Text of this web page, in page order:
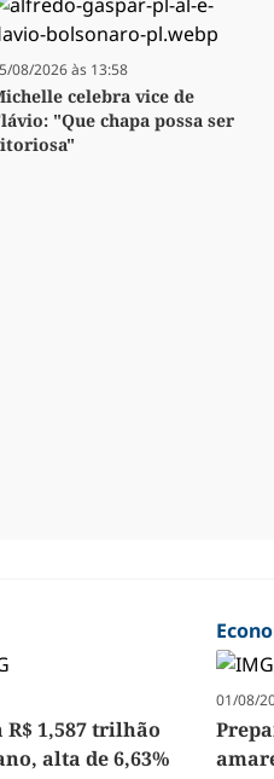
08/2026 às 13:58
celebra vice de
"Que chapa possa ser
R$ 1,587 trilhão
alta de 6,63%
01/08/